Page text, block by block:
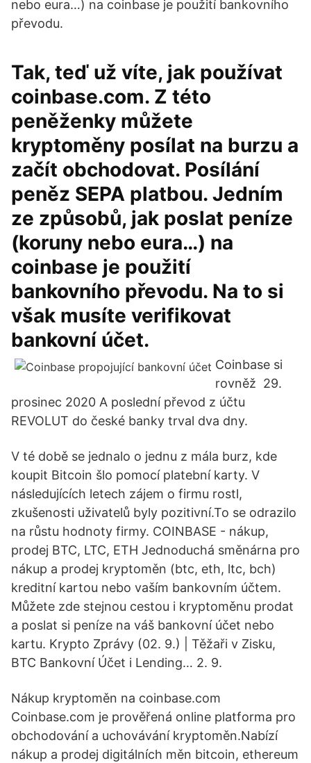
nebo eura…) na coinbase je použití bankovního
převodu.
Tak, teď už víte, jak používat
coinbase.com. Z této
peněženky můžete
kryptoměny posílat na burzu a
začít obchodovat. Posílání
peněz SEPA platbou. Jedním
ze způsobů, jak poslat peníze
(koruny nebo eura…) na
coinbase je použití
bankovního převodu. Na to si
však musíte verifikovat
bankovní účet.
Coinbase si
rovněž 29.
prosinec 2020 A poslední převod z účtu
REVOLUT do české banky trval dva dny.
V té době se jednalo o jednu z mála burz, kde
koupit Bitcoin šlo pomocí platební karty. V
následujících letech zájem o firmu rostl,
zkušenosti uživatelů byly pozitivní.To se odrazilo
na růstu hodnoty firmy. COINBASE - nákup,
prodej BTC, LTC, ETH Jednoduchá směnárna pro
nákup a prodej kryptoměn (btc, eth, ltc, bch)
kreditní kartou nebo vaším bankovním účtem.
Můžete zde stejnou cestou i kryptoměnu prodat
a poslat si peníze na váš bankovní účet nebo
kartu. Krypto Zprávy (02. 9.) | Těžaři v Zisku,
BTC Bankovní Účet i Lending… 2. 9.
Nákup kryptoměn na coinbase.com
Coinbase.com je prověřená online platforma pro
obchodování a uchovávání kryptoměn.Nabízí
nákup a prodej digitálních měn bitcoin, ethereum